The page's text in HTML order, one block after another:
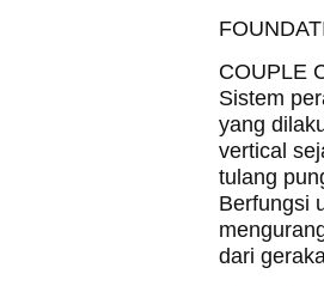
COUPLE
Sistem
yang
vertical
tulang
Berfungsi
dari